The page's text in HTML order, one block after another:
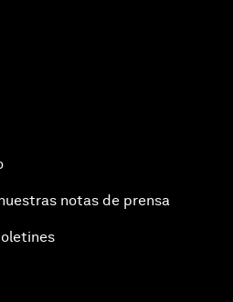
notas de prensa